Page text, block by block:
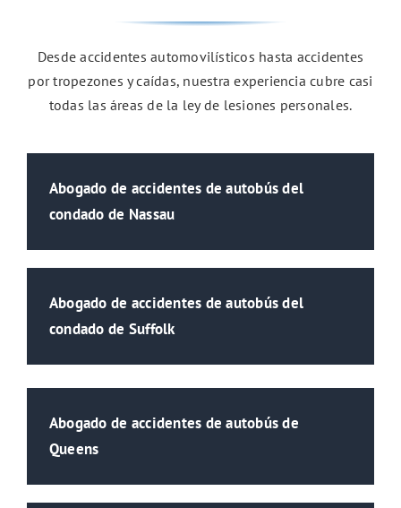
Desde accidentes automovilísticos hasta accidentes
por tropezones y caídas, nuestra experiencia cubre casi
todas las áreas de la ley de lesiones personales.
Abogado de accidentes de autobús del
condado de Nassau
Abogado de accidentes de autobús del
condado de Suffolk
Abogado de accidentes de autobús de
Queens